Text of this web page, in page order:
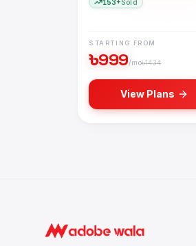
153+Sold
STARTING FROM
৳999/mo৳1434
View Plans